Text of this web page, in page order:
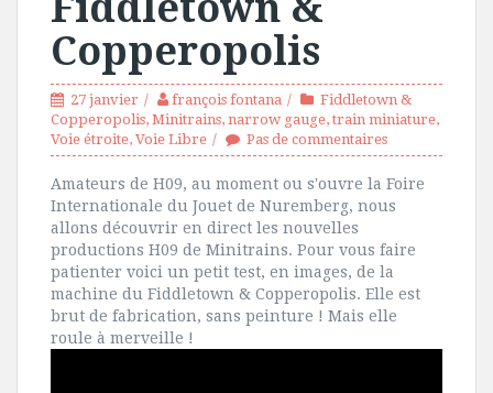
Copperopolis
27 janvier françois fontana
Fiddletown &
Copperopolis, Minitrains, narrow gauge, train miniature,
Voie étroite, Voie Libre Pas de commentaires
Amateurs de H09, au moment ou s'ouvre la Foire
Internationale du Jouet de Nuremberg, nous
allons découvrir en direct les nouvelles
productions H09 de Minitrains. Pour vous faire
patienter voici un petit test, en images, de la
machine du Fiddletown & Copperopolis. Elle est
brut de fabrication, sans peinture ! Mais elle
roule à merveille !